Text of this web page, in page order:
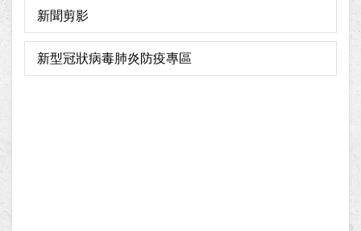
新聞剪影
新型冠狀病毒肺炎防疫專區